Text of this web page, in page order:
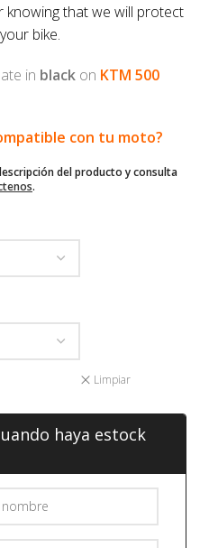
that we will protect
bike.
in black on KTM 500
con tu moto?
del producto y consulta
.
Limpiar
haya estock